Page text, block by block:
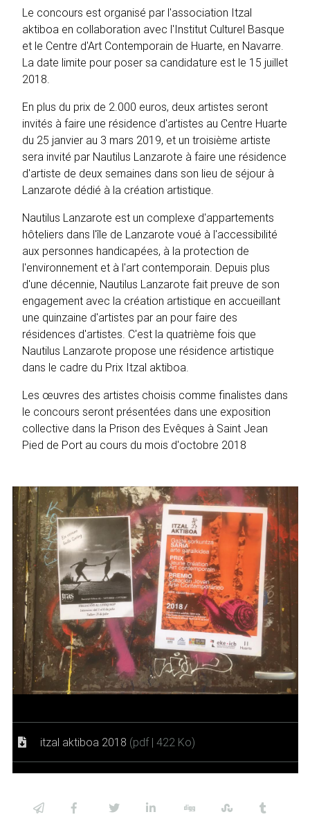
Le concours est organisé par l'association Itzal
aktiboa en collaboration avec l'Institut Culturel Basque
et le Centre d'Art Contemporain de Huarte, en Navarre.
La date limite pour poser sa candidature est le 15 juillet
2018.
En plus du prix de 2.000 euros, deux artistes seront
invités à faire une résidence d'artistes au Centre Huarte
du 25 janvier au 3 mars 2019, et un troisième artiste
sera invité par Nautilus Lanzarote à faire une résidence
d'artiste de deux semaines dans son lieu de séjour à
Lanzarote dédié à la création artistique.
Nautilus Lanzarote est un complexe d'appartements
hôteliers dans l'île de Lanzarote voué à l'accessibilité
aux personnes handicapées, à la protection de
l'environnement et à l'art contemporain. Depuis plus
d'une décennie, Nautilus Lanzarote fait preuve de son
engagement avec la création artistique en accueillant
une quinzaine d'artistes par an pour faire des
résidences d'artistes. C'est la quatrième fois que
Nautilus Lanzarote propose une résidence artistique
dans le cadre du Prix Itzal aktiboa.
Les œuvres des artistes choisis comme finalistes dans
le concours seront présentées dans une exposition
collective dans la Prison des Evêques à Saint Jean
Pied de Port au cours du mois d'octobre 2018
itzal aktiboa 2018 (pdf | 422 Ko)